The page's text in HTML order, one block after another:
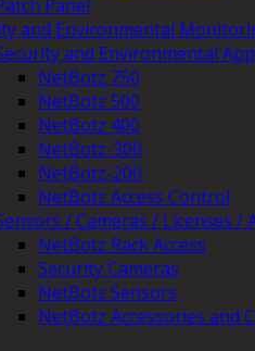
Panel
and Environmental
and Environmental
NetBotz 750
NetBotz 500
NetBotz 400
NetBotz-300
NetBotz-200
NetBotz Access Control
/ Cameras / Licenses /
NetBotz Rack Access
Security Cameras
NetBotz Sensors
NetBotz Accessories and